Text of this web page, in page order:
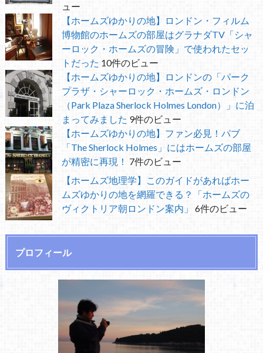
ュー
【ホームズゆかりの地】ロンドン・フィルム
博物館のホームズの部屋はグラナダTV「シャ
ーロック・ホームズの冒険」で使われたセッ
トだった 10件のビュー
【ホームズゆかりの地】ロンドンの「パーク
プラザ・シャーロック・ホームズ・ロンドン
（Park Plaza Sherlock Holmes London）」に泊
まってみました 9件のビュー
【ホームズゆかりの地】ファン必見！パブ
「The Sherlock Holmes」にはホームズの部屋
が精密に再現！ 7件のビュー
【ホームズ地理学】このガイドがあればホー
ムズゆかりの地を網羅できる？「ホームズの
ヴィクトリア朝ロンドン案内」
6件のビュー
プロフィール